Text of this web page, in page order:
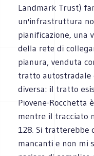
Landmark Trust)
un'infrastruttura
pianificazione, una
della rete di
pianura, venduta
tratto autostradale
diversa: il tratto
Piovene-Rocchetta
mentre il tracciato
128. Si tratterebbe
mancanti e non mi